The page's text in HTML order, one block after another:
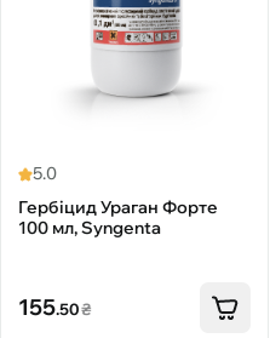
5.0
Гербіцид Ураган Форте
100 мл, Syngenta
155.50₴